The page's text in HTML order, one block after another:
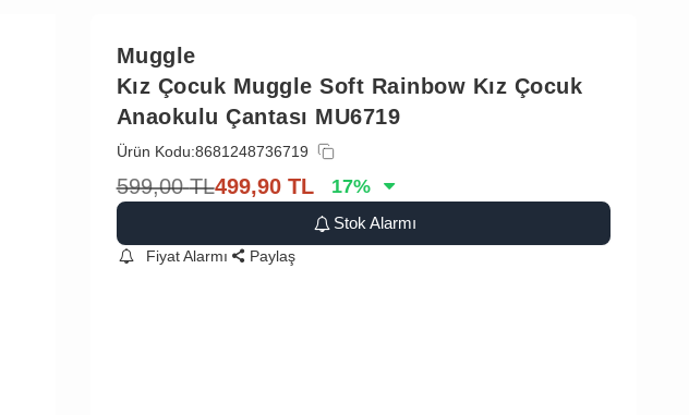
Muggle
Kız Çocuk Muggle Soft Rainbow Kız Çocuk
Anaokulu Çantası MU6719
Ürün Kodu:8681248736719
599,00 TL499,90 TL 17%
Stok Alarmı
Fiyat Alarmı Paylaş